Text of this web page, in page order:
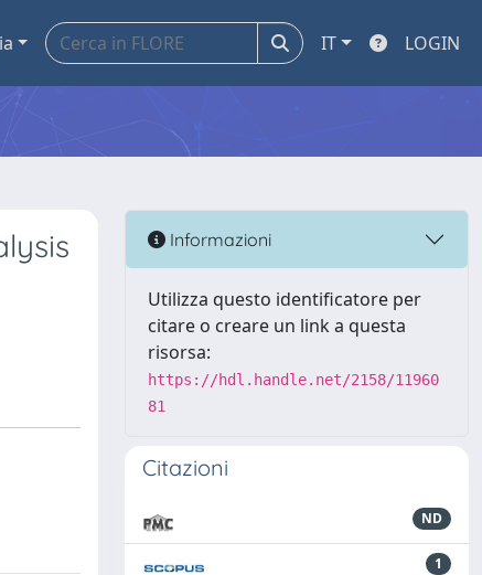
IT LOGIN
Informazioni
Utilizza questo identificatore per
citare o creare un link a questa
risorsa:
https://hdl.handle.net/2158/11960
81
Citazioni
ND
1